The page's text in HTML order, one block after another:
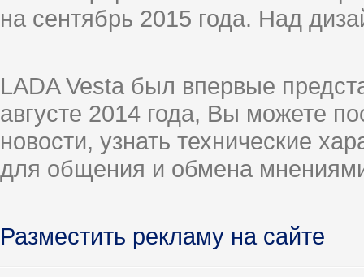
на сентябрь 2015 года. Над
LADA Vesta был впервые
августе 2014 года, Вы можете
новости, узнать технические
для общения и обмена
Разместить рекламу на сайте